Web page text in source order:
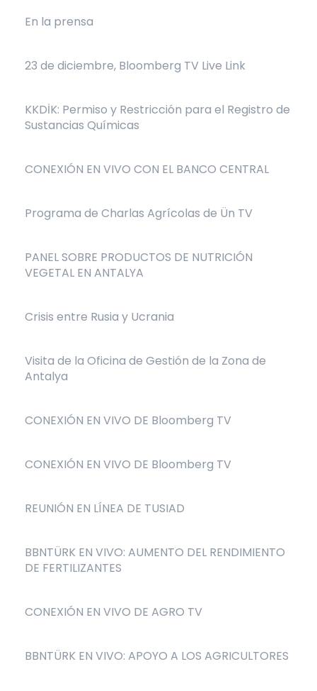
En la prensa
23 de diciembre, Bloomberg TV Live Link
KKDİK: Permiso y Restricción para el Registro de
Sustancias Químicas
CONEXIÓN EN VIVO CON EL BANCO CENTRAL
Programa de Charlas Agrícolas de Ün TV
PANEL SOBRE PRODUCTOS DE NUTRICIÓN
VEGETAL EN ANTALYA
Crisis entre Rusia y Ucrania
Visita de la Oficina de Gestión de la Zona de
Antalya
CONEXIÓN EN VIVO DE Bloomberg TV
CONEXIÓN EN VIVO DE Bloomberg TV
REUNIÓN EN LÍNEA DE TUSIAD
BBNTÜRK EN VIVO: AUMENTO DEL RENDIMIENTO
DE FERTILIZANTES
CONEXIÓN EN VIVO DE AGRO TV
BBNTÜRK EN VIVO: APOYO A LOS AGRICULTORES